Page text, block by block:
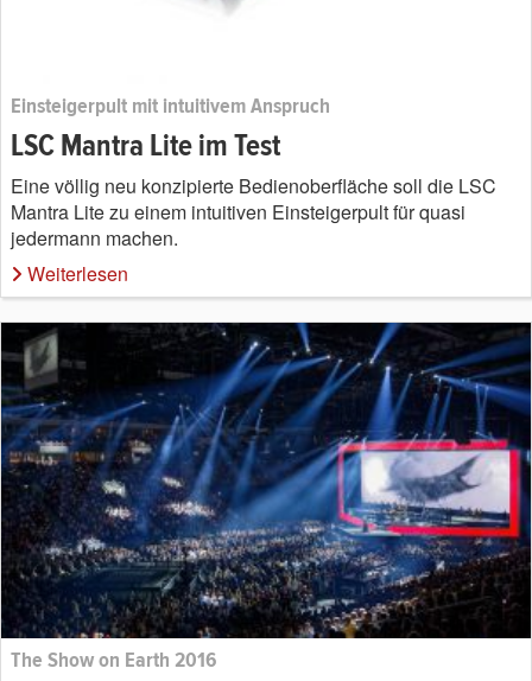
Einsteigerpult mit intuitivem Anspruch
LSC Mantra Lite im Test
Eine völlig neu konzipierte Bedienoberfläche soll die LSC
Mantra Lite zu einem intuitiven Einsteigerpult für quasi
jedermann machen.
Weiterlesen
The Show on Earth 2016